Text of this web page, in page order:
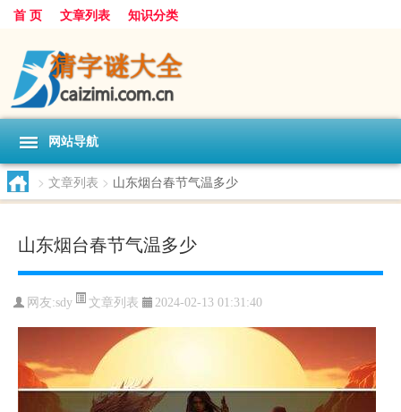
首 页 文章列表 知识分类
网站导航
> 文章列表 > 山东烟台春节气温多少
山东烟台春节气温多少
网友:sdy 文章列表 2024-02-13 01:31:40